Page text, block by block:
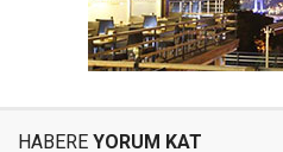
HABERE YORUM KAT